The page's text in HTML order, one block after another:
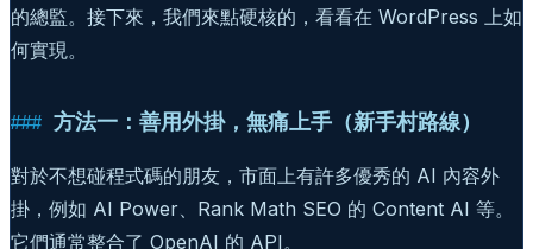
的總監。接下來，我們來點硬核的，看看在 WordPress 上如
何實現。
方法一：善用外掛，無痛上手（新手村路線）
對於不想碰程式碼的朋友，市面上有許多優秀的 AI 內容外
掛，例如 AI Power、Rank Math SEO 的 Content AI 等。
它們通常整合了 OpenAI 的 API。